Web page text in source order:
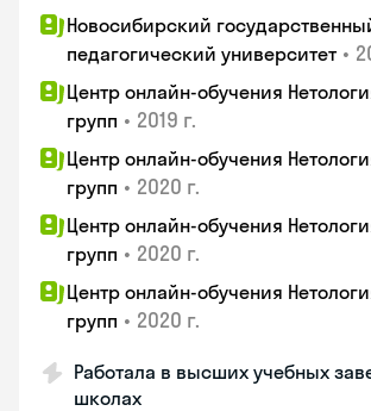
Новосибирский
педагогический университет •
Центр онлайн-обучения
групп • 2019 г.
Центр онлайн-обучения
групп • 2020 г.
Центр онлайн-обучения
групп • 2020 г.
Центр онлайн-обучения
групп • 2020 г.
Работала в высших учебных
школах